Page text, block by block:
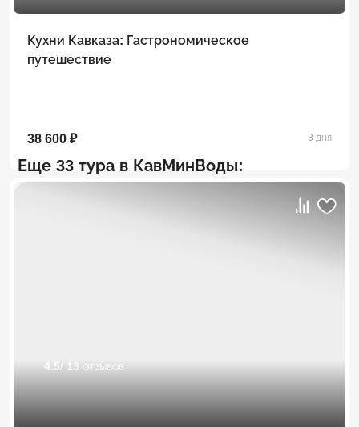
Кухни Кавказа: Гастрономическое
путешествие
38 600 ₽ 3 дня
Еще 33 тура в КавМинВоды:
4.5/ 13 отзывов